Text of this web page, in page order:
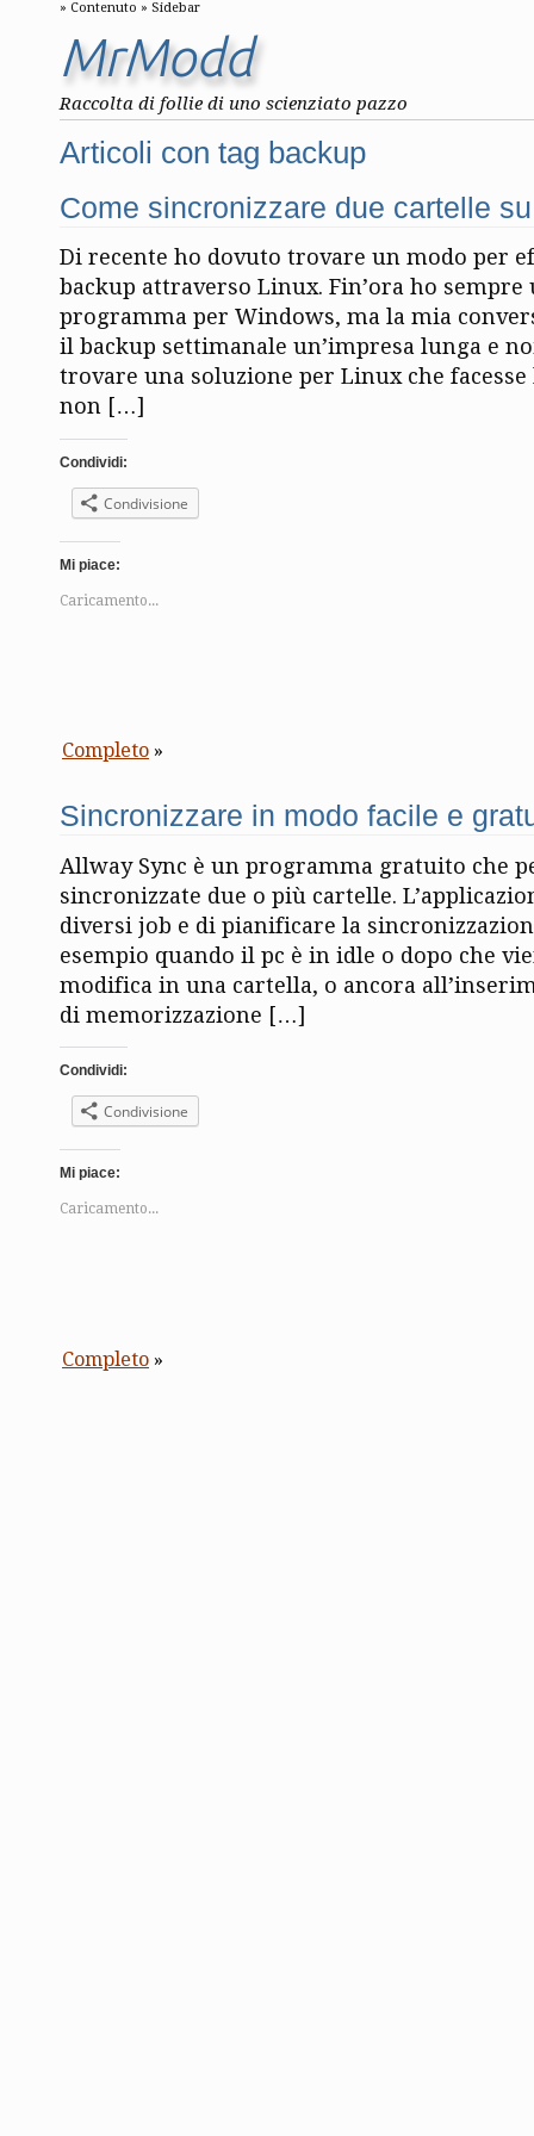
Contenuto Sidebar
MrModd
Raccolta di follie di uno scienziato pazzo
Articoli con tag backup
Come sincronizzare due cartelle
Di recente ho dovuto trovare un modo per
backup attraverso Linux. Fin’ora ho sempre
programma per Windows, ma la mia
il backup settimanale un’impresa lunga e
trovare una soluzione per Linux che facesse
non […]
Condividi:
Condivisione
Mi piace:
Caricamento...
Completo »
Sincronizzare in modo facile e
Allway Sync è un programma gratuito che
sincronizzate due o più cartelle.
diversi job e di pianificare la
esempio quando il pc è in idle o dopo che
modifica in una cartella, o ancora
di memorizzazione […]
Condividi:
Condivisione
Mi piace:
Caricamento...
Completo »